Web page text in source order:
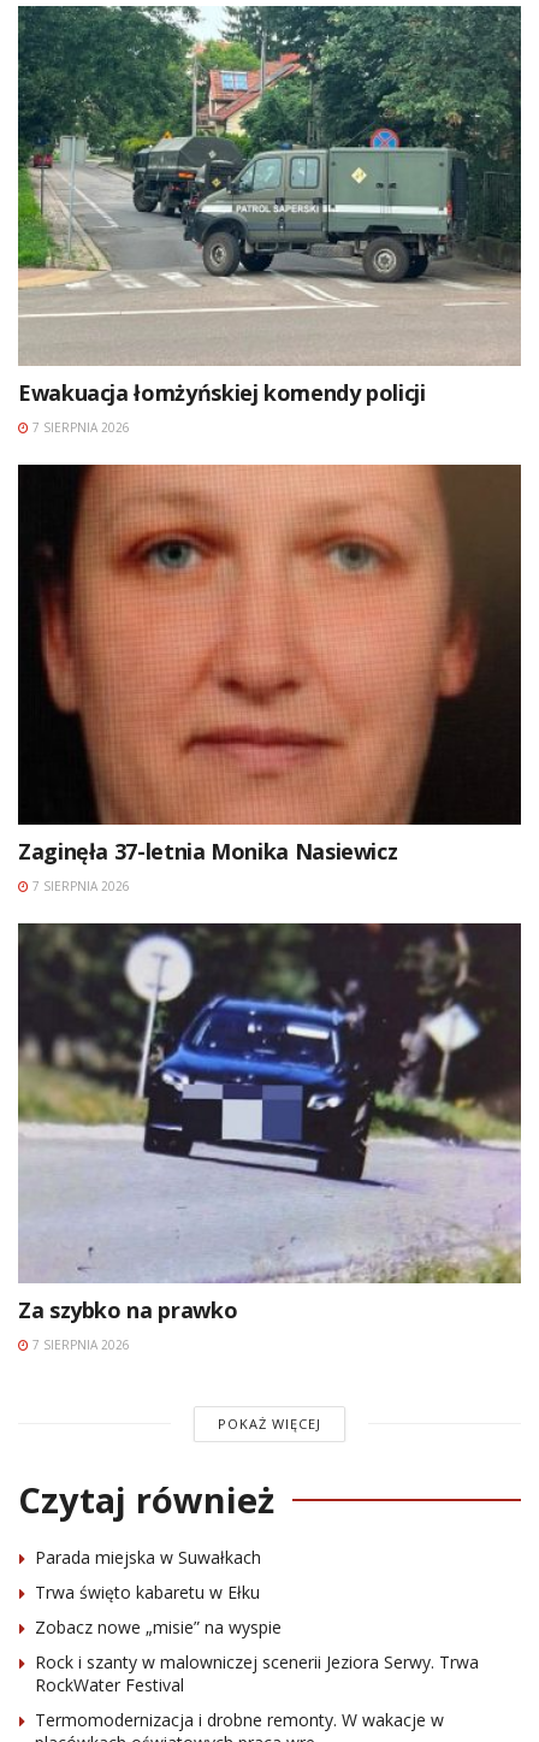
Ewakuacja łomżyńskiej komendy policji
7 SIERPNIA 2026
Zaginęła 37-letnia Monika Nasiewicz
7 SIERPNIA 2026
Za szybko na prawko
7 SIERPNIA 2026
POKAŻ WIĘCEJ
Czytaj również
Parada miejska w Suwałkach
Trwa święto kabaretu w Ełku
Zobacz nowe „misie” na wyspie
Rock i szanty w malowniczej scenerii Jeziora Serwy. Trwa
RockWater Festival
Termomodernizacja i drobne remonty. W wakacje w